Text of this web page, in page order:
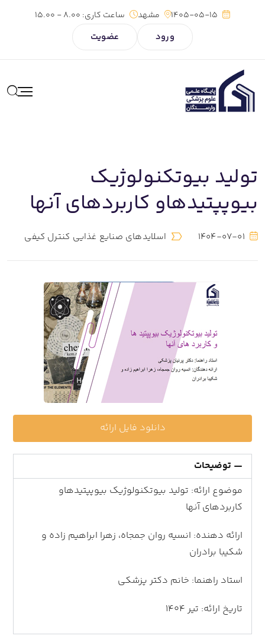
1405-05-15 مشهد ساعت کاری:
ورود عضویت
تولید بیوتکنولوژیک
بیوپپتیدهاو کاربردهای آنها
1404-07-01 اسلایدهای صنایع غذایی کنترل کیفی
دانلود فایل ارائه
توضیحات
موضوع ارائه: تولید بیوتکنولوژیک بیوپپتیدهاو
کاربردهای آنها
ارائه دهنده: انسیه روان جمجاه، زهرا ابراهیم زاده و
شکیبا برادران
استاد راهنما: خانم دکتر پزشکی
تاریخ ارائه: تیر 1404